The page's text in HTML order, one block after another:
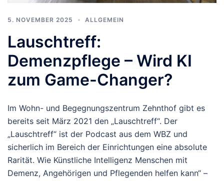
5. NOVEMBER 2025 ALLGEMEIN
Lauschtreff:
Demenzpflege – Wird KI
zum Game-Changer?
Im Wohn- und Begegnungszentrum Zehnthof gibt es
bereits seit März 2021 den „Lauschtreff“. Der
„Lauschtreff“ ist der Podcast aus dem WBZ und
sicherlich im Bereich der Einrichtungen eine absolute
Rarität. Wie Künstliche Intelligenz Menschen mit
Demenz, Angehörigen und Pflegenden helfen kann“ –